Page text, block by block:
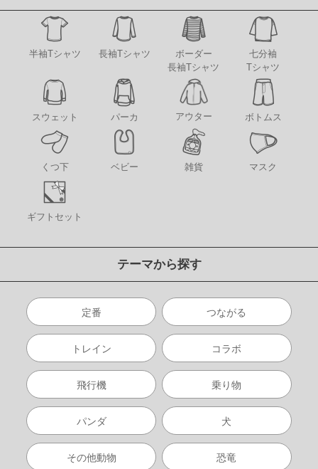
半袖Tシャツ 長袖Tシャツ
ボーダー
長袖Tシャツ
七分袖
Tシャツ
スウェット パーカ アウター ボトムス
くつ下 ベビー 雑貨 マスク
ギフトセット
テーマから探す
定番 つながる
トレイン コラボ
飛行機 乗り物
パンダ 犬
その他動物 恐竜